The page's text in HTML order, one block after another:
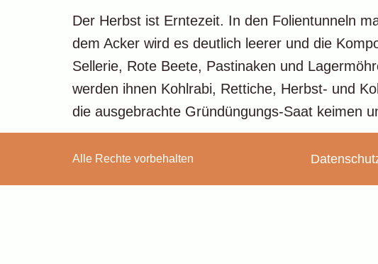
Der Herbst ist Erntezeit. In den Folientunneln
dem Acker wird es deutlich leerer und die
Sellerie, Rote Beete, Pastinaken und
werden ihnen Kohlrabi, Rettiche, Herbst- und
die ausgebrachte Gründüngungs-Saat keimen
Alle Rechte vorbehalten